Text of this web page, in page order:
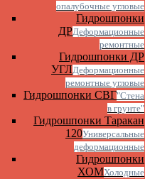
опалубочные угловые
Гидрошпонки
ДРДеформационные
ремонтные
Гидрошпонки ДР
УГЛДеформационные
ремонтные угловые
Гидрошпонки СВГ"Стена
в грунте"
Гидрошпонки Таракан
120Универсальные
деформационные
Гидрошпонки
ХОМХолодные